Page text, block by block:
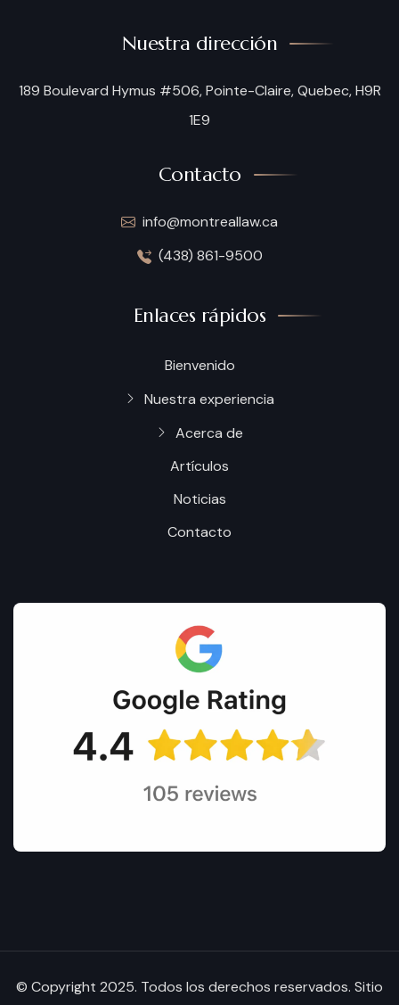
Nuestra dirección
189 Boulevard Hymus #506, Pointe-Claire, Quebec, H9R
1E9
Contacto
info@montreallaw.ca
(438) 861-9500
Enlaces rápidos
Bienvenido
Nuestra experiencia
Acerca de
Artículos
Noticias
Contacto
© Copyright 2025. Todos los derechos reservados. Sitio